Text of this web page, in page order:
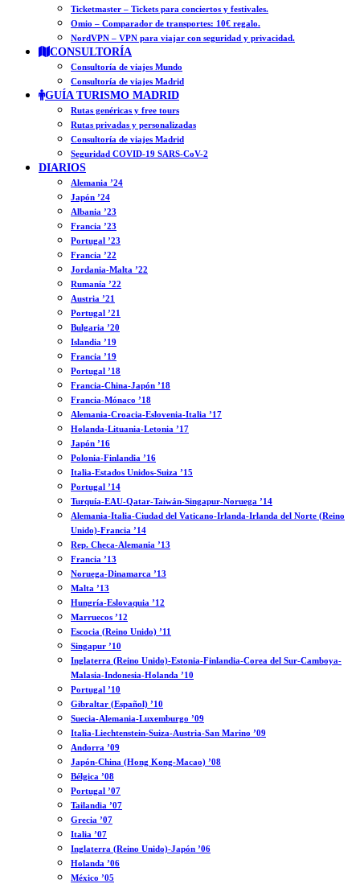
Ticketmaster – Tickets para conciertos y festivales.
Omio – Comparador de transportes: 10€ regalo.
NordVPN – VPN para viajar con seguridad y privacidad.
CONSULTORÍA
Consultoría de viajes Mundo
Consultoría de viajes Madrid
GUÍA TURISMO MADRID
Rutas genéricas y free tours
Rutas privadas y personalizadas
Consultoría de viajes Madrid
Seguridad COVID-19 SARS-CoV-2
DIARIOS
Alemania ’24
Japón ’24
Albania ’23
Francia ’23
Portugal ’23
Francia ’22
Jordania-Malta ’22
Rumanía ’22
Austria ’21
Portugal ’21
Bulgaria ’20
Islandia ’19
Francia ’19
Portugal ’18
Francia-China-Japón ’18
Francia-Mónaco ’18
Alemania-Croacia-Eslovenia-Italia ’17
Holanda-Lituania-Letonia ’17
Japón ’16
Polonia-Finlandia ’16
Italia-Estados Unidos-Suiza ’15
Portugal ’14
Turquía-EAU-Qatar-Taiwán-Singapur-Noruega ’14
Alemania-Italia-Ciudad del Vaticano-Irlanda-Irlanda del Norte (Reino
Unido)-Francia ’14
Rep. Checa-Alemania ’13
Francia ’13
Noruega-Dinamarca ’13
Malta ’13
Hungría-Eslovaquia ’12
Marruecos ’12
Escocia (Reino Unido) ’11
Singapur ’10
Inglaterra (Reino Unido)-Estonia-Finlandia-Corea del Sur-Camboya-
Malasia-Indonesia-Holanda ’10
Portugal ’10
Gibraltar (Español) ’10
Suecia-Alemania-Luxemburgo ’09
Italia-Liechtenstein-Suiza-Austria-San Marino ’09
Andorra ’09
Japón-China (Hong Kong-Macao) ’08
Bélgica ’08
Portugal ’07
Tailandia ’07
Grecia ’07
Italia ’07
Inglaterra (Reino Unido)-Japón ’06
Holanda ’06
México ’05